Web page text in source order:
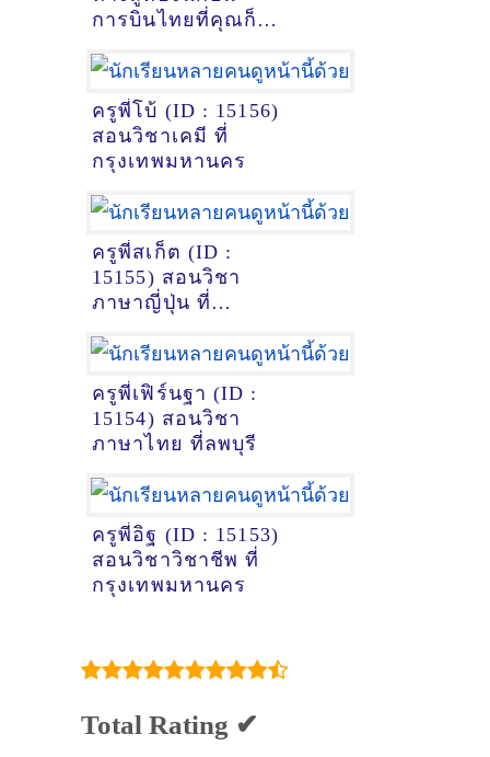
การบินไทยที่คุณก็
ครูพี่โบ้ (ID : 15156)
สอนวิชาเคมี ที่
กรุงเทพมหานคร
ครูพี่สเก็ต (ID :
15155) สอนวิชา
ภาษาญี่ปุ่น ที่
ครูพี่เฟิร์นฐา (ID :
15154) สอนวิชา
ภาษาไทย ที่ลพบุรี
ครูพี่อิฐ (ID : 15153)
สอนวิชาวิชาชีพ ที่
กรุงเทพมหานคร
Total Rating ✔